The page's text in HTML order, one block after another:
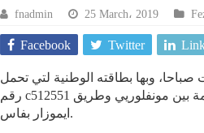
fnadmin 25 March، 2019
Facebook Twitter
وبها بطاقته الوطنية لتي تحمل
رقم c512551 و رخصة السياقة الخاصة به، على مستوى شارع الكرامة بين مونفلوريي وطريق
ايموزار بفاس.